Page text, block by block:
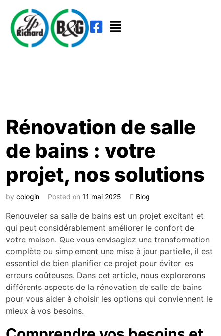
Rénovation de salle
de bains : votre
projet, nos solutions
by cologin Posted on 11 mai 2025 Blog
Renouveler sa salle de bains est un projet excitant et
qui peut considérablement améliorer le confort de
votre maison. Que vous envisagiez une transformation
complète ou simplement une mise à jour partielle, il est
essentiel de bien planifier ce projet pour éviter les
erreurs coûteuses. Dans cet article, nous explorerons
différents aspects de la rénovation de salle de bains
pour vous aider à choisir les options qui conviennent le
mieux à vos besoins.